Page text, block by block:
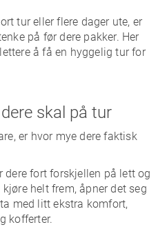
tur eller flere dager ute, er
på før dere pakker. Her
å få en hyggelig tur for
skal på tur
er hvor mye dere faktisk
dere fort forskjellen på lett og
helt frem, åpner det seg
med litt ekstra komfort,
kofferter.